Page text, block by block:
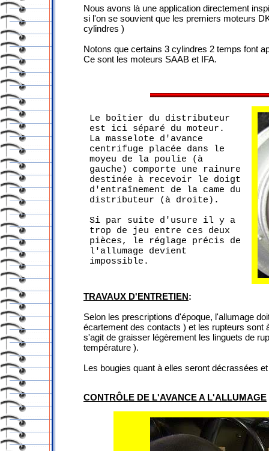
Nous avons là une application directement
si l'on se souvient que les premiers moteurs
cylindres )
Notons que certains 3 cylindres 2 temps font
Ce sont les moteurs SAAB et IFA.
Le boîtier du distributeur
est ici séparé du moteur.
La masselote d'avance
centrifuge placée dans le
moyeu de la poulie (à
gauche) comporte une rainure
destinée à recevoir le doigt
d'entraînement de la came du
distributeur (à droite).
Si par suite d'usure il y a
trop de jeu entre ces deux
pièces, le réglage précis de
l'allumage devient
impossible.
TRAVAUX D'ENTRETIEN:
Selon les prescriptions d'époque, l'allumage
écartement des contacts ) et les rupteurs sont
s'agit de graisser légèrement les linguets de
température ).
Les bougies quant à elles seront décrassées
CONTRÔLE DE L'AVANCE A L'ALLUMAGE